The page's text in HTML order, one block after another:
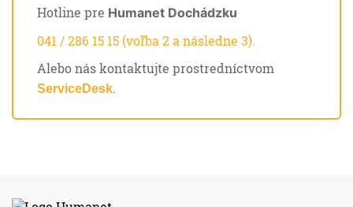
Hotline pre Humanet Dochádzku
041 / 286 15 15 (voľba 2 a následne 3).
Alebo nás kontaktujte prostredníctvom
ServiceDesk.